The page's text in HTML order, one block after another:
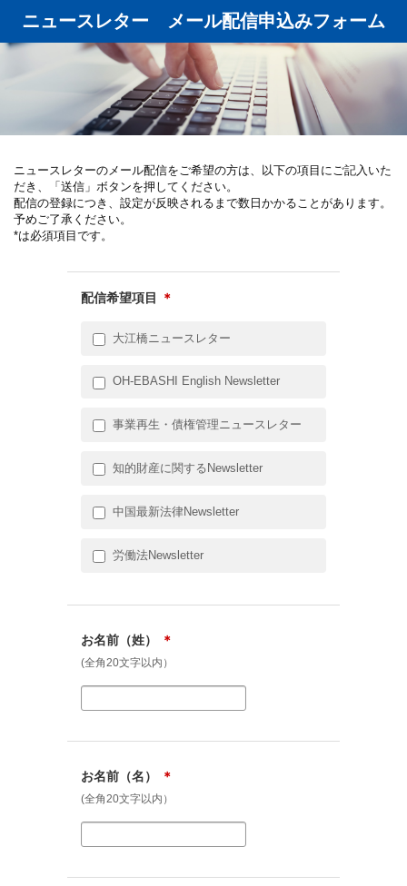
ニュースレター メール配信申込みフォーム
ニュースレターのメール配信をご希望の方は、以下の項目にご記入いた
だき、「送信」ボタンを押してください。
配信の登録につき、設定が反映されるまで数日かかることがあります。
予めご了承ください。
*は必須項目です。
配信希望項目 ＊
大江橋ニュースレター
OH-EBASHI English Newsletter
事業再生・債権管理ニュースレター
知的財産に関するNewsletter
中国最新法律Newsletter
労働法Newsletter
お名前（姓） ＊
(全角20文字以内）
お名前（名） ＊
(全角20文字以内）